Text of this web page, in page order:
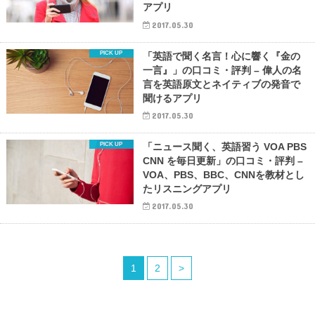
アプリ
2017.05.30
「英語で聞く名言！心に響く『金の
一言』」の口コミ・評判 – 偉人の名
言を英語原文とネイティブの発音で
聞けるアプリ
2017.05.30
「ニュース聞く、英語習う VOA PBS
CNN を毎日更新」の口コミ・評判 –
VOA、PBS、BBC、CNNを教材とし
たリスニングアプリ
2017.05.30
1 2 >